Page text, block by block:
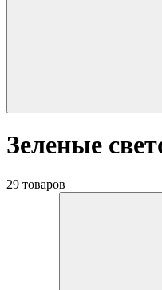
Зеленые
29 товаров